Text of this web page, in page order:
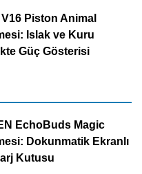
Piston Animal
Islak ve Kuru
Güç Gösterisi
EchoBuds Magic
Dokunmatik Ekranlı
Kutusu